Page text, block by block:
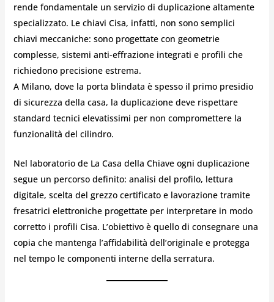
rende fondamentale un servizio di duplicazione altamente
specializzato. Le chiavi Cisa, infatti, non sono semplici
chiavi meccaniche: sono progettate con geometrie
complesse, sistemi anti-effrazione integrati e profili che
richiedono precisione estrema.
A Milano, dove la porta blindata è spesso il primo presidio
di sicurezza della casa, la duplicazione deve rispettare
standard tecnici elevatissimi per non compromettere la
funzionalità del cilindro.
Nel laboratorio de La Casa della Chiave ogni duplicazione
segue un percorso definito: analisi del profilo, lettura
digitale, scelta del grezzo certificato e lavorazione tramite
fresatrici elettroniche progettate per interpretare in modo
corretto i profili Cisa. L’obiettivo è quello di consegnare una
copia che mantenga l’affidabilità dell’originale e protegga
nel tempo le componenti interne della serratura.